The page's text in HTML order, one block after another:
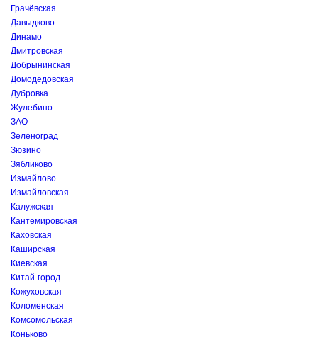
Грачёвская
Давыдково
Динамо
Дмитровская
Добрынинская
Домодедовская
Дубровка
Жулебино
ЗАО
Зеленоград
Зюзино
Зябликово
Измайлово
Измайловская
Калужская
Кантемировская
Каховская
Каширская
Киевская
Китай-город
Кожуховская
Коломенская
Комсомольская
Коньково